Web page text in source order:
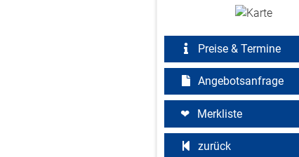
Preise & Termine
Angebotsanfrage
Merkliste
zurück